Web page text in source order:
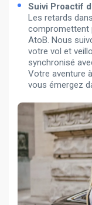
Suivi Proactif
Les retards
compromettent
AtoB. Nous
votre vol et
synchronisé
Votre aventure
vous émergez